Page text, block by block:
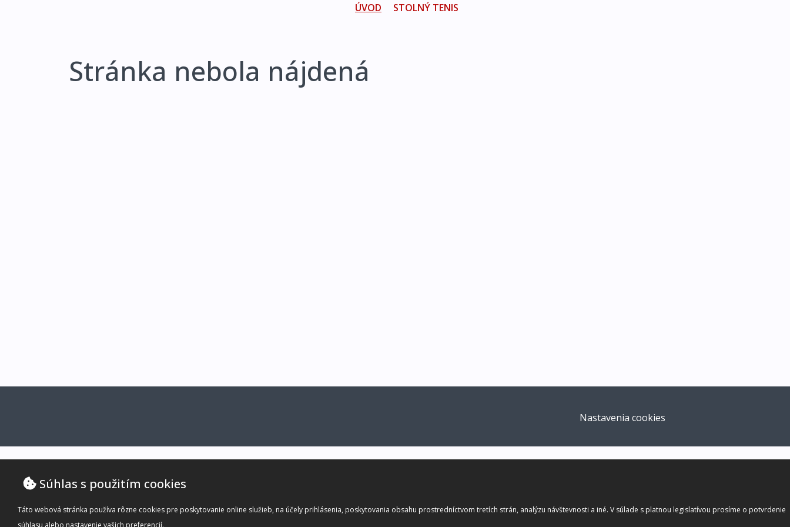
ÚVOD STOLNÝ TENIS
Stránka nebola nájdená
Nastavenia cookies
Súhlas s použitím cookies
Táto webová stránka používa rôzne cookies pre poskytovanie online služieb, na účely prihlásenia, poskytovania obsahu prostredníctvom tretích strán, analýzu návštevnosti a iné. V súlade s platnou legislatívou prosíme o potvrdenie
súhlasu alebo nastavenie vašich preferencií.